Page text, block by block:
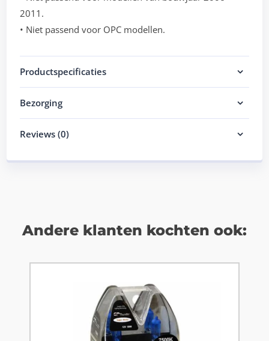
2011.
• Niet passend voor OPC modellen.
Productspecificaties
Bezorging
Reviews (0)
Andere klanten kochten ook: